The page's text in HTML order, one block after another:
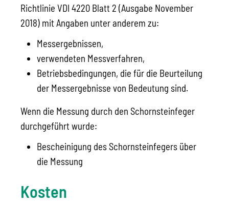
Richtlinie VDI 4220 Blatt 2 (Ausgabe November
2018) mit Angaben unter anderem zu:
Messergebnissen,
verwendeten Messverfahren,
Betriebsbedingungen, die für die Beurteilung
der Messergebnisse von Bedeutung sind.
Wenn die Messung durch den Schornsteinfeger
durchgeführt wurde:
Bescheinigung des Schornsteinfegers über
die Messung
Kosten